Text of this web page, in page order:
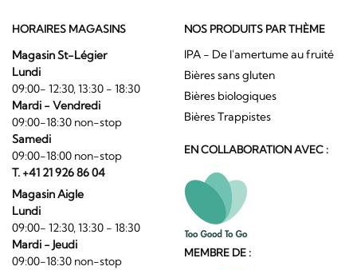
HORAIRES MAGASINS
Magasin St-Légier
Lundi
09:00- 12:30, 13:30 - 18:30
Mardi - Vendredi
09:00-18:30 non-stop
Samedi
09:00-18:00 non-stop
T. +41 21 926 86 04
Magasin Aigle
Lundi
09:00- 12:30, 13:30 - 18:30
Mardi - Jeudi
09:00-18:30 non-stop
NOS PRODUITS PAR THÈME
IPA - De l'amertume au fruité
Bières sans gluten
Bières biologiques
Bières Trappistes
EN COLLABORATION AVEC :
MEMBRE DE :